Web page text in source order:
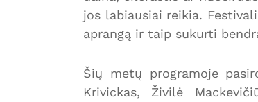
jos labiausiai reikia.
aprangą ir taip sukurti
Šių metų programoje
Krivickas, Živilė